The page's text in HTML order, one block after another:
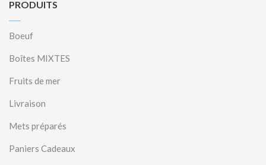
PRODUITS
Boeuf
Boîtes MIXTES
Fruits de mer
Livraison
Mets préparés
Paniers Cadeaux